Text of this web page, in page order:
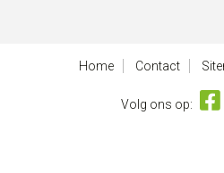
Home Contact
Volg ons op: